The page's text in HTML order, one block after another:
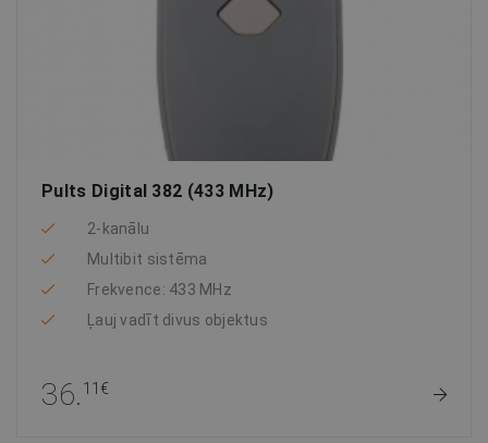
Pults Digital 382 (433 MHz)
2-kanālu
Multibit sistēma
Frekvence: 433 MHz
Ļauj vadīt divus objektus
36. 11€